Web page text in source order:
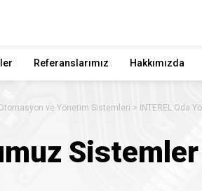
Referanslarımız Hakkımızda
ve Yönetim Sistemleri INTEREL Oda
Sistemler